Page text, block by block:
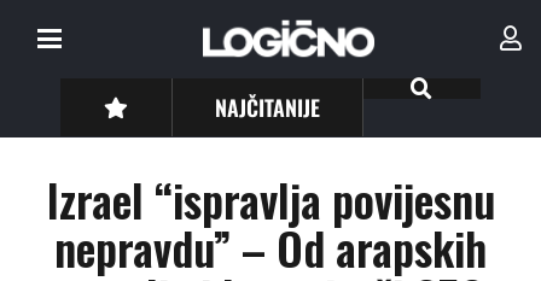
NAJČITANIJE
Izrael “ispravlja povijesnu
nepravdu” – Od arapskih